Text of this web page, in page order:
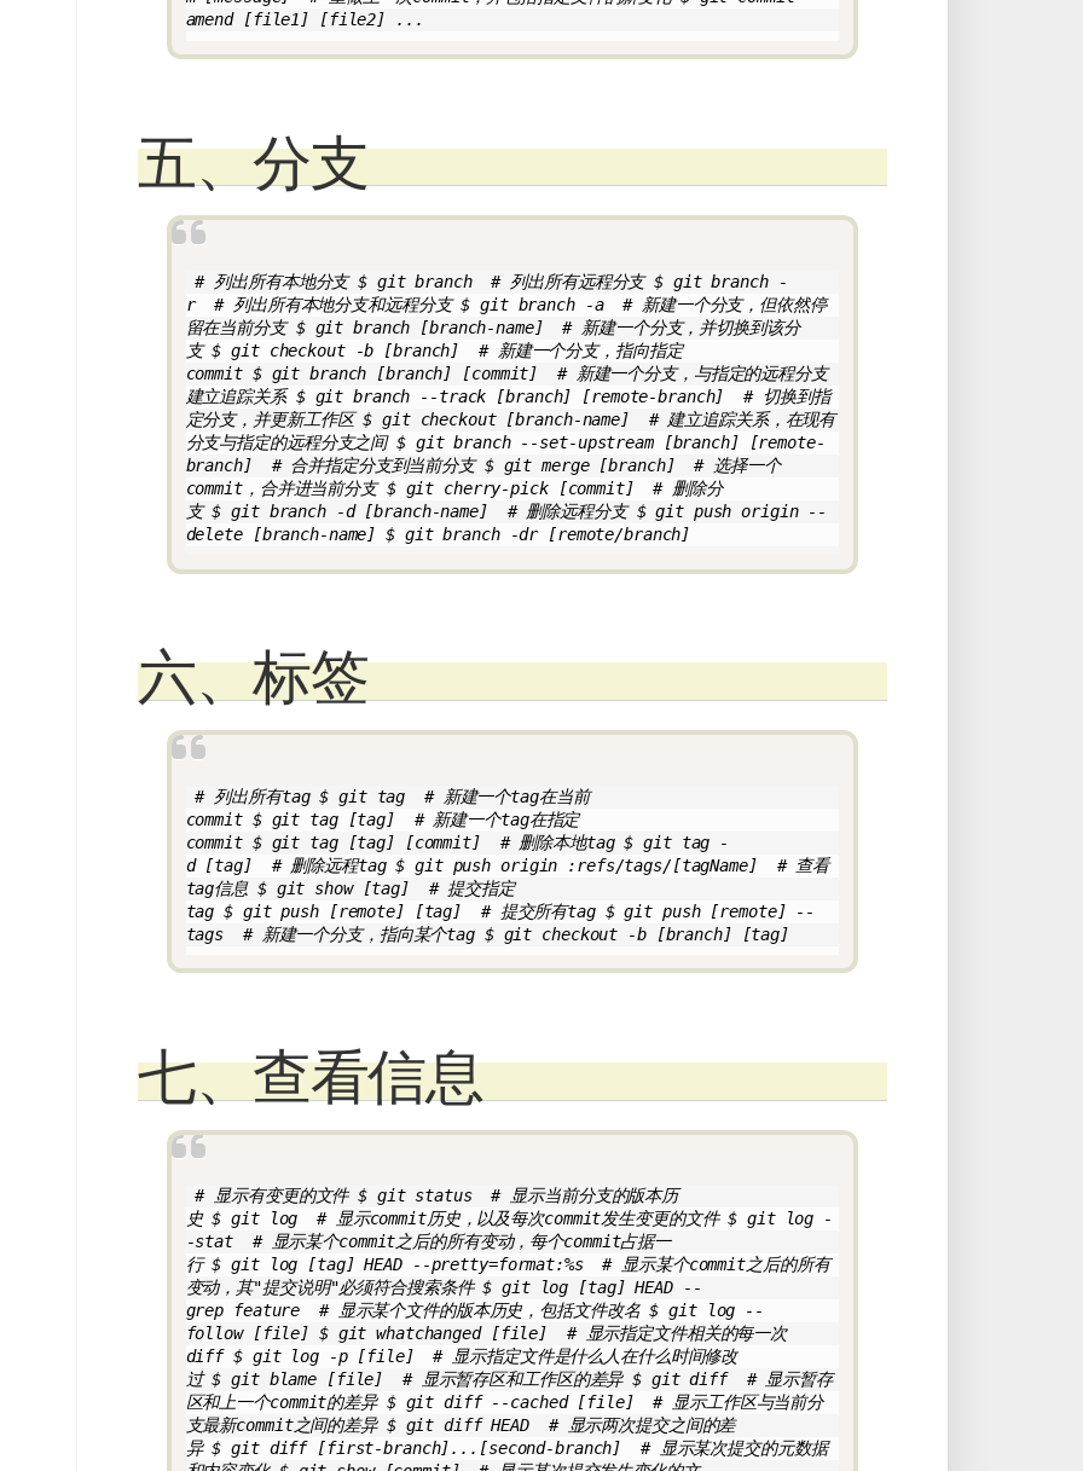
amend [file1] [file2] ...
五、分支
# 列出所有本地分支 $ git branch  # 列出所有远程分支 $ git branch -
r  # 列出所有本地分支和远程分支 $ git branch -a  # 新建一个分支，但依然停
留在当前分支 $ git branch [branch-name]  # 新建一个分支，并切换到该分
支 $ git checkout -b [branch]  # 新建一个分支，指向指定
commit $ git branch [branch] [commit]  # 新建一个分支，与指定的远程分支
建立追踪关系 $ git branch --track [branch] [remote-branch]  # 切换到指
定分支，并更新工作区 $ git checkout [branch-name]  # 建立追踪关系，在现有
分支与指定的远程分支之间 $ git branch --set-upstream [branch] [remote-
branch]  # 合并指定分支到当前分支 $ git merge [branch]  # 选择一个
commit，合并进当前分支 $ git cherry-pick [commit]  # 删除分
支 $ git branch -d [branch-name]  # 删除远程分支 $ git push origin --
delete [branch-name] $ git branch -dr [remote/branch]
六、标签
# 列出所有tag $ git tag  # 新建一个tag在当前
commit $ git tag [tag]  # 新建一个tag在指定
commit $ git tag [tag] [commit]  # 删除本地tag $ git tag -
d [tag]  # 删除远程tag $ git push origin :refs/tags/[tagName]  # 查看
tag信息 $ git show [tag]  # 提交指定
tag $ git push [remote] [tag]  # 提交所有tag $ git push [remote] --
tags  # 新建一个分支，指向某个tag $ git checkout -b [branch] [tag]
七、查看信息
# 显示有变更的文件 $ git status  # 显示当前分支的版本历
史 $ git log  # 显示commit历史，以及每次commit发生变更的文件 $ git log -
-stat  # 显示某个commit之后的所有变动，每个commit占据一
行 $ git log [tag] HEAD --pretty=format:%s  # 显示某个commit之后的所有
变动，其"提交说明"必须符合搜索条件 $ git log [tag] HEAD --
grep feature  # 显示某个文件的版本历史，包括文件改名 $ git log --
follow [file] $ git whatchanged [file]  # 显示指定文件相关的每一次
diff $ git log -p [file]  # 显示指定文件是什么人在什么时间修改
过 $ git blame [file]  # 显示暂存区和工作区的差异 $ git diff  # 显示暂存
区和上一个commit的差异 $ git diff --cached [file]  # 显示工作区与当前分
支最新commit之间的差异 $ git diff HEAD  # 显示两次提交之间的差
异 $ git diff [first-branch]...[second-branch]  # 显示某次提交的元数据